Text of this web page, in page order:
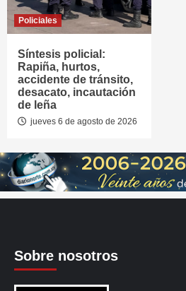
Policiales
Síntesis policial:
Rapiña, hurtos,
accidente de tránsito,
desacato, incautación
de leña
jueves 6 de agosto de 2026
Sobre nosotros